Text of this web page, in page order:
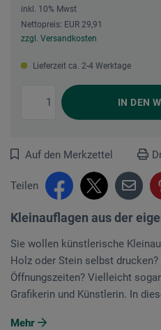
inkl. 10% Mwst
Nettopreis: EUR 29,91
zzgl. Versandkosten
Lieferzeit ca. 2-4 Werktage
IN DEN
Auf den Merkzettel
Teilen
Kleinauflagen aus der
Sie wollen künstlerische
Holz oder Stein selbst drucken?
Öffnungszeiten? Vielleicht
Grafikerin und Künstlerin. In
Mehr